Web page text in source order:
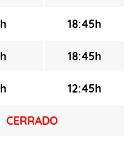
18:45h
18:45h
12:45h
CERRADO